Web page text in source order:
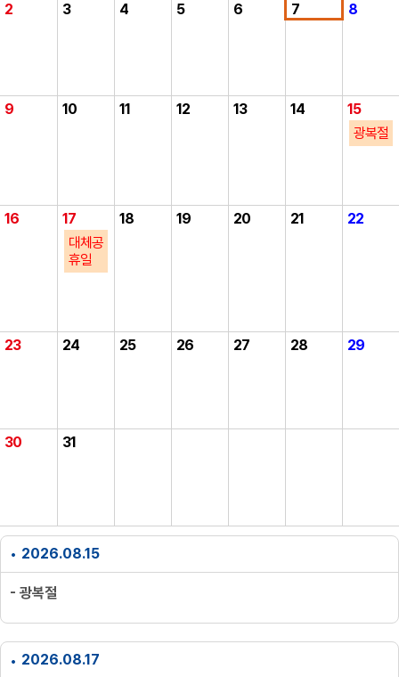
2 3 4 5 6 7 8
9 10 11 12 13 14
15
광복절
16 17 18 19 20 21
22
대체공
휴일
23 24 25 26 27 28 29
30 31
2026.08.15
- 광복절
2026.08.17